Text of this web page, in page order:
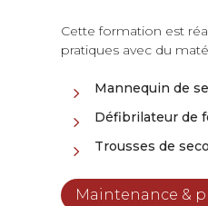
Cette formation est
pratiques avec du
5 Mannequin de
5 Défibrilateur de
5 Trousses de
Maintenance &